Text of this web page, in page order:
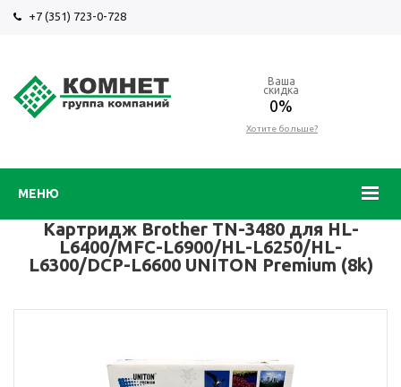
+7 (351) 723-0-728
МЕНЮ
Ваша
скидка
0%
Хотите больше?
Картридж Brother TN-3480 для HL-
L6400/MFC-L6900/HL-L6250/HL-
L6300/DCP-L6600 UNITON Premium (8k)